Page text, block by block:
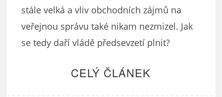
stále velká a vliv obchodních zájmů na
veřejnou správu také nikam nezmizel. Jak
se tedy daří vládě předsevzetí plnit?
CELÝ ČLÁNEK